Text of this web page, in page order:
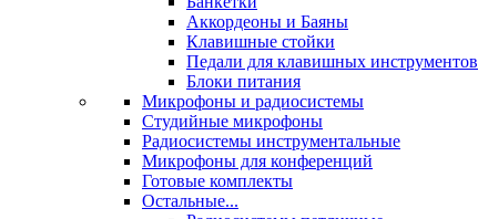
Аккордеоны и Баяны
Клавишные стойки
Педали для клавишных инструментов
Блоки питания
Микрофоны и радиосистемы
Студийные микрофоны
Радиосистемы инструментальные
Микрофоны для конференций
Готовые комплекты
Остальные...